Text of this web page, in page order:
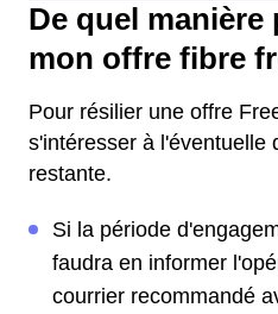
De quel
mon offre fibre
Pour résilier une offre
s'intéresser à l'éventuelle
restante.
Si la période
faudra en informer
courrier recommandé